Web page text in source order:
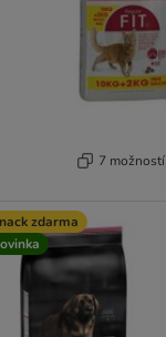
7 možností
zdarma